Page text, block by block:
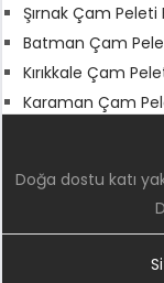
Şırnak Çam Peleti
Batman Çam
Kırıkkale Çam
Karaman Çam
Doğa dostu katı